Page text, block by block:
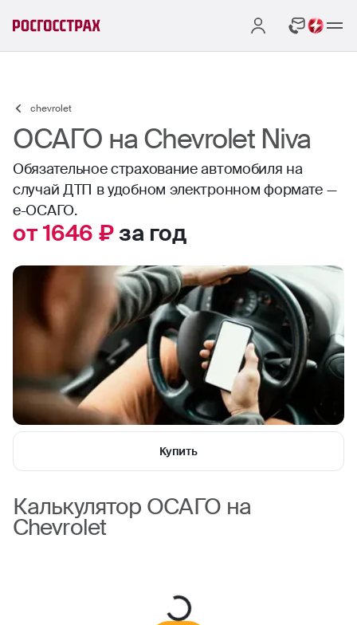
chevrolet
ОСАГО на Chevrolet Niva
Обязательное страхование автомобиля на
случай ДТП в удобном электронном формате —
е-ОСАГО.
от 1646 ₽за год
Купить
Калькулятор ОСАГО на
Chevrolet